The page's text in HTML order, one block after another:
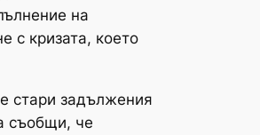
на
с кризата, което
стари задължения
съобщи, че